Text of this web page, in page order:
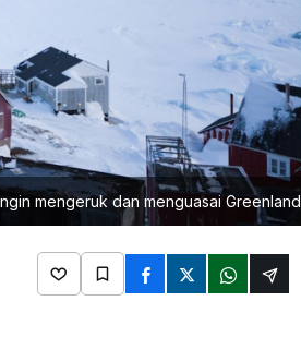
mengeruk dan menguasai Greenland